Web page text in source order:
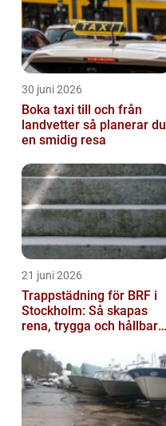
30 juni 2026
Boka taxi till och från
landvetter så planerar du
en smidig resa
21 juni 2026
Trappstädning för BRF i
Stockholm: Så skapas
rena, trygga och hållbara